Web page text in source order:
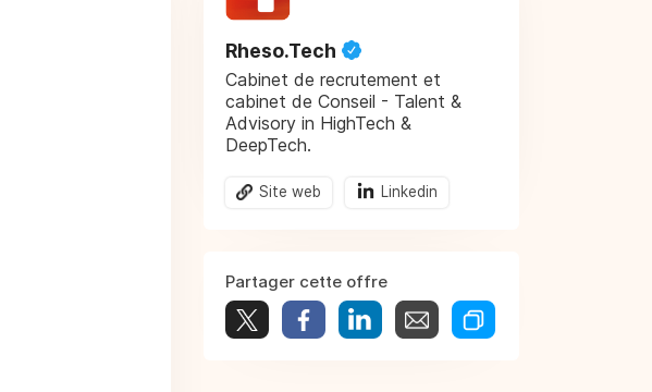
Rheso.Tech
Cabinet de recrutement et
cabinet de Conseil - Talent &
Advisory in HighTech &
DeepTech.
Site web Linkedin
Partager cette offre